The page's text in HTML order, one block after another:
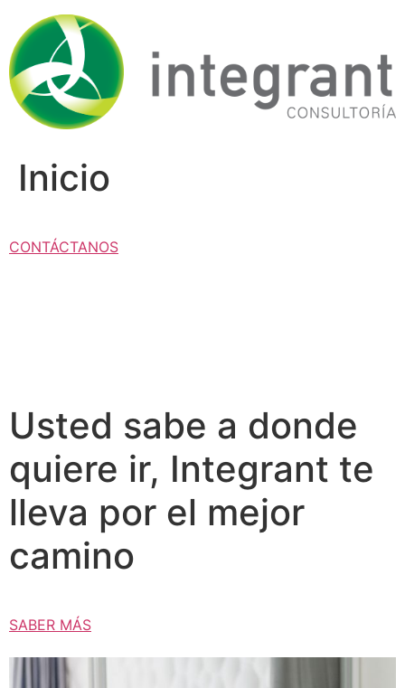
contenido
Inicio
CONTÁCTANOS
Usted sabe a donde
quiere ir, Integrant te
lleva por el mejor
camino
SABER MÁS